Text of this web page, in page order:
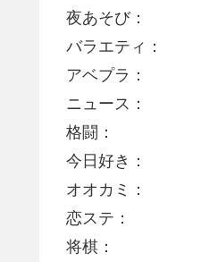
夜あそび：
バラエティ：
アベプラ：
ニュース：
格闘：
今日好き：
オオカミ：
恋ステ：
将棋：